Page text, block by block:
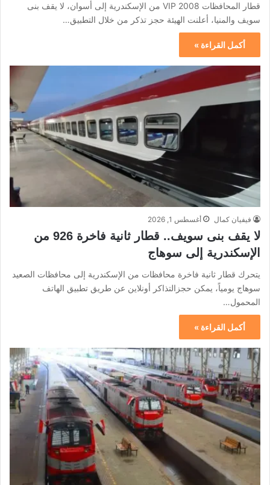
قطار المحافظات 2008 VIP من الإسكندرية إلى أسوان، لا يقف بنى
سويف والمنيا، أعلنت الهيئة حجز تذكر من خلال التطبيق…
أكمل القراءة »
فيفيان كمال أغسطس 1, 2026
لا يقف بنى سويف.. قطار ثانية فاخرة 926 من
الإسكندرية إلى سوهاج
يتحرك قطار ثانية فاخرة محافظات من الإسكندرية إلى محافظات الصعيد
سوهاج يومياً، يمكن حجزالتذاكر أونلاين عن طريق تطبيق الهاتف
المحمول…
أكمل القراءة »